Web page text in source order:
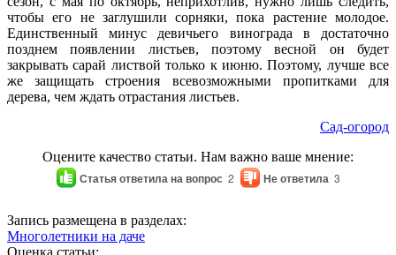
чтобы его не заглушили сорняки, пока растение молодое.
Единственный минус девичьего винограда в достаточно
позднем появлении листьев, поэтому весной он будет
закрывать сарай листвой только к июню. Поэтому, лучше все
же защищать строения всевозможными пропитками для
дерева, чем ждать отрастания листьев.
Сад-огород
Оцените качество статьи. Нам важно ваше мнение:
Статья ответила на вопрос 2 Не ответила 3
Запись размещена в разделах:
Многолетники на даче
Оценка статьи: